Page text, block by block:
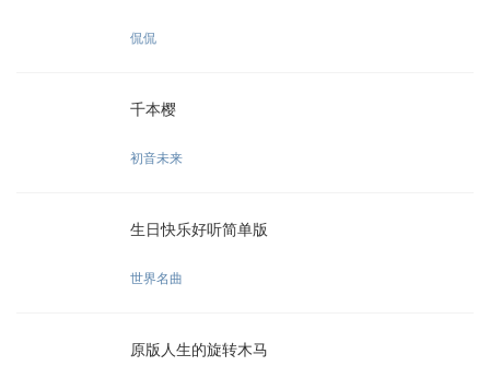
侃侃
千本樱
初音未来
生日快乐好听简单版
世界名曲
原版人生的旋转木马